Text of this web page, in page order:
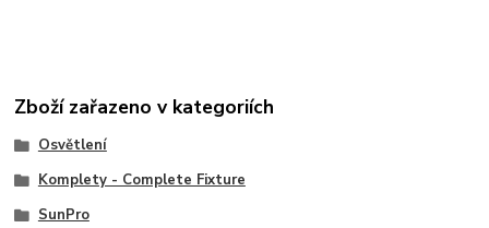
Zboží zařazeno v kategoriích
Osvětlení
Komplety - Complete Fixture
SunPro